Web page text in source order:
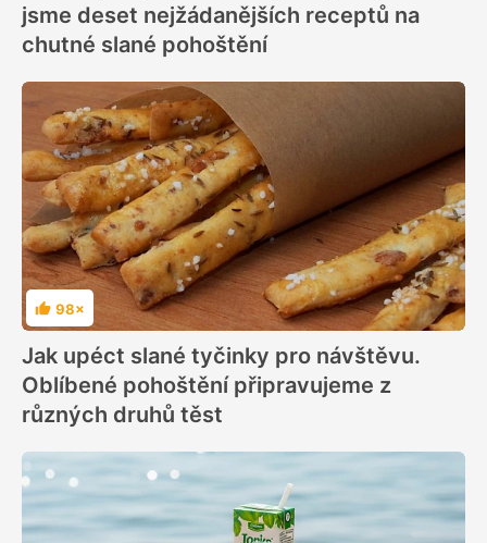
jsme deset nejžádanějších receptů na
chutné slané pohoštění
Hodnocení
98×
Jak upéct slané tyčinky pro návštěvu.
Oblíbené pohoštění připravujeme z
různých druhů těst